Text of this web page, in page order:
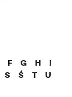
F G H
I
S Ś T
U